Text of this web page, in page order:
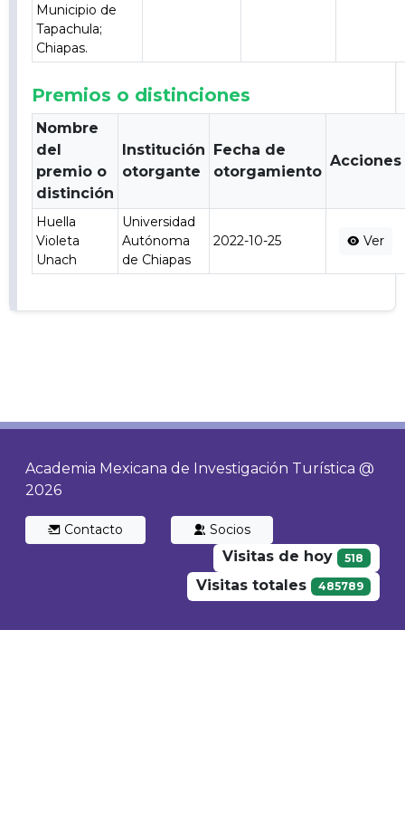
Municipio de
Tapachula;
Chiapas.
Premios o distinciones
Nombre
del
premio o
distinción
Institución
otorgante
Fecha de
otorgamiento
Acciones
Huella
Violeta
Unach
Universidad
Autónoma
de Chiapas
2022-10-25 Ver
Academia Mexicana de Investigación Turística @
2026
Contacto Socios
Visitas de hoy 518
Visitas totales 485789